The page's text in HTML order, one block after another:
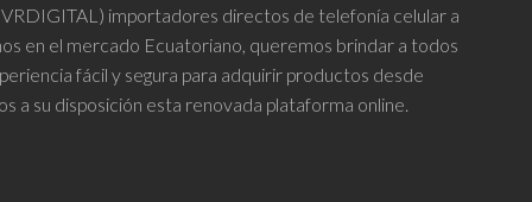
importadores directos de telefonía celular a
en el mercado Ecuatoriano, queremos brindar a todos
fácil y segura para adquirir productos desde
a su disposición esta renovada plataforma online.